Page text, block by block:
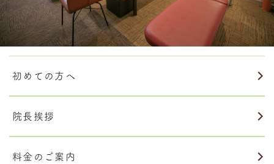
初めての方へ
院長挨拶
料金のご案内